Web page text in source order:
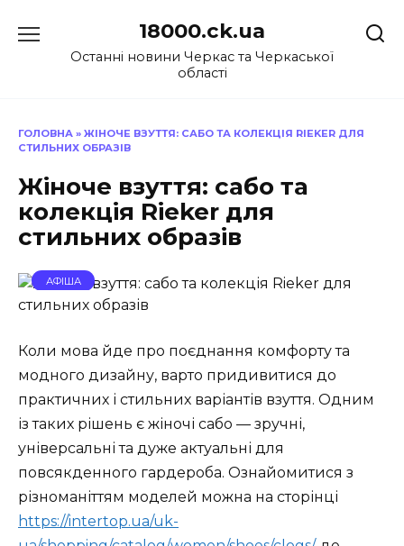
до
18000.ck.ua
Останні новини Черкас та Черкаської
області
ГОЛОВНА » ЖІНОЧЕ ВЗУТТЯ: САБО ТА КОЛЕКЦІЯ RIEKER ДЛЯ
СТИЛЬНИХ ОБРАЗІВ
Жіноче взуття: сабо та
колекція Rieker для
стильних образів
АФІША
Коли мова йде про поєднання комфорту та
модного дизайну, варто придивитися до
практичних і стильних варіантів взуття. Одним
із таких рішень є жіночі сабо — зручні,
універсальні та дуже актуальні для
повсякденного гардероба. Ознайомитися з
різноманіттям моделей можна на сторінці
https://intertop.ua/uk-